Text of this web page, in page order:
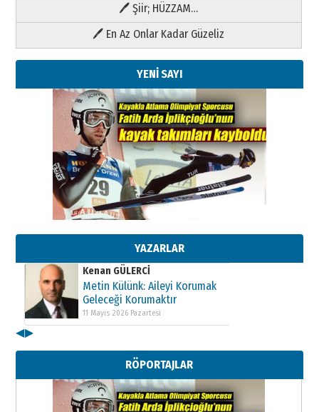
🖊 Şiir; HÜZZAM…
🖊 En Az Onlar Kadar Güzeliz
YENİ SAYI
YAZARLAR
Kenan GÜLERCİ
Metin Külünk: Aileyi Korumak
11 Mayıs 2026 Pazartesi
Kenan GÜLERCİ
Metin Külünk: Aileyi Korumak
Geleceği Korumaktır
11 Mayıs 2026 Pazartesi
Metin Külünk: Aileyi Korumak
Geleceği Korumaktır
11 Mayıs 2026 Pazartesi
◀▶
RÖPORTAJLAR